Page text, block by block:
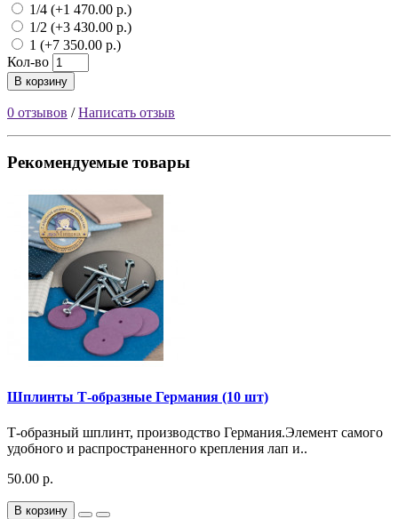
1/4 (+1 470.00 р.)
1/2 (+3 430.00 р.)
1 (+7 350.00 р.)
Кол-во
В корзину
0 отзывов /Написать отзыв
Рекомендуемые товары
Шплинты Т-образные Германия (10 шт)
Т-образный шплинт, производство Германия.Элемент самого
удобного и распространенного крепления лап и..
50.00 р.
В корзину